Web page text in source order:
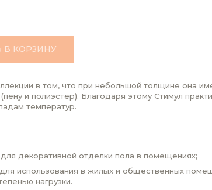
В КОРЗИНУ
в том, что при небольшой толщине она
и полиэстер). Благодаря этому Стимул
температур.
декоративной отделки пола в помещениях;
использования в жилых и общественных
нагрузки.